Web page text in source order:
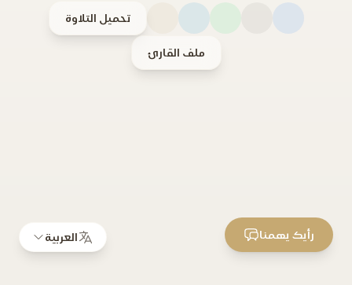
تحميل التلاوة
ملف القارئ
العربية رأيك يهمنا